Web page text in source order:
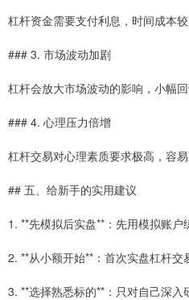
杠杆资金需要支付利息，时间成本较
### 3. 市场波动加剧
杠杆会放大市场波动的影响，小幅回
### 4. 心理压力倍增
杠杆交易对心理素质要求极高，容易
## 五、给新手的实用建议
1. **先模拟后实盘**：先用模拟账户
2. **从小额开始**：首次实盘杠杆
3. **选择熟悉标的**：只对自己深